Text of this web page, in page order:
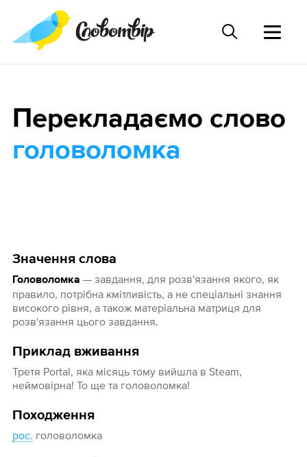
Значення слова
Головоломка — завдання, для розв'язання якого, як
правило, потрібна кмітливість, а не спеціальні знання
високого рівня, а також матеріальна матриця для
розв'язання цього завдання.
Приклад вживання
Третя Portal, яка місяць тому вийшла в Steam,
неймовірна! То ще та головоломка!
Походження
рос. головоломка
Перекладаємо слово
головоломка